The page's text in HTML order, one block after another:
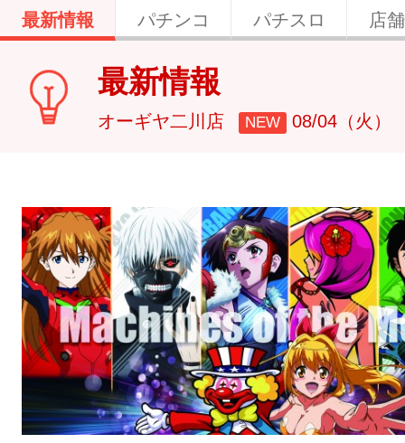
最新情報 パチンコ パチスロ 店
最新情報
オーギヤ二川店 NEW 08/04（火）